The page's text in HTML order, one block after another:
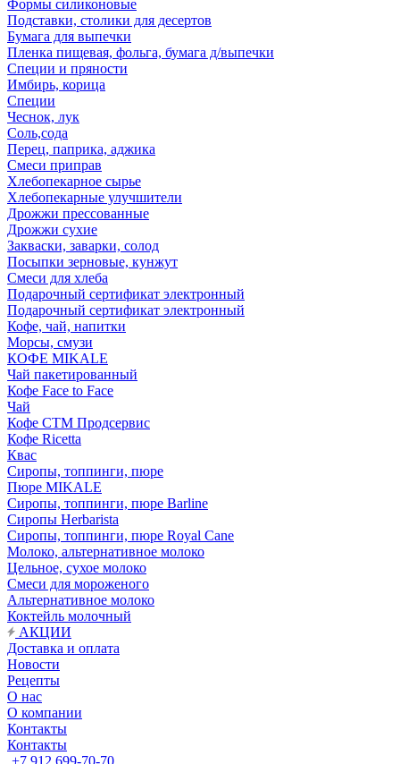
Формы силиконовые
Подставки, столики для десертов
Бумага для выпечки
Пленка пищевая, фольга, бумага д/выпечки
Специи и пряности
Имбирь, корица
Специи
Чеснок, лук
Соль,сода
Перец, паприка, аджика
Смеси приправ
Хлебопекарное сырье
Хлебопекарные улучшители
Дрожжи прессованные
Дрожжи сухие
Закваски, заварки, солод
Посыпки зерновые, кунжут
Смеси для хлеба
Подарочный сертификат электронный
Подарочный сертификат электронный
Кофе, чай, напитки
Морсы, смузи
КОФЕ MIKALE
Чай пакетированный
Кофе Face to Face
Чай
Кофе СТМ Продсервис
Кофе Ricetta
Квас
Сиропы, топпинги, пюре
Пюре MIKALE
Сиропы, топпинги, пюре Barline
Сиропы Herbarista
Сиропы, топпинги, пюре Royal Cane
Молоко, альтернативное молоко
Цельное, сухое молоко
Смеси для мороженого
Альтернативное молоко
Коктейль молочный
АКЦИИ
Доставка и оплата
Новости
Рецепты
О нас
О компании
Контакты
Контакты
+7 912 699-70-70